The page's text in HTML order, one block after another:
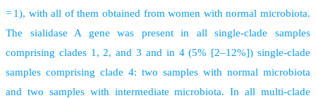
= 1), with all of them obtained from women with normal microbiota.
The sialidase A gene was present in all single-clade samples
comprising clades 1, 2, and 3 and in 4 (5% [2–12%]) single-clade
samples comprising clade 4: two samples with normal microbiota
and two samples with intermediate microbiota. In all multi-clade